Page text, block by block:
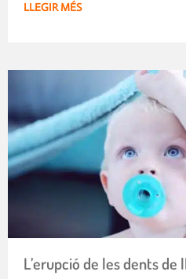
LLEGIR MÉS
L’erupció de les dents de